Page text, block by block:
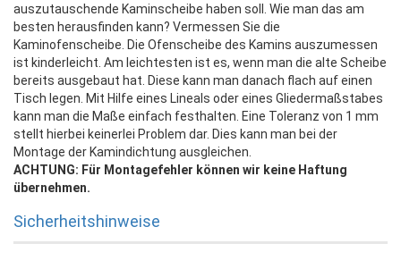
auszutauschende Kaminscheibe haben soll. Wie man das am
besten herausfinden kann? Vermessen Sie die
Kaminofenscheibe. Die Ofenscheibe des Kamins auszumessen
ist kinderleicht. Am leichtesten ist es, wenn man die alte Scheibe
bereits ausgebaut hat. Diese kann man danach flach auf einen
Tisch legen. Mit Hilfe eines Lineals oder eines Gliedermaßstabes
kann man die Maße einfach festhalten. Eine Toleranz von 1 mm
stellt hierbei keinerlei Problem dar. Dies kann man bei der
Montage der Kamindichtung ausgleichen.
ACHTUNG: Für Montagefehler können wir keine Haftung
übernehmen.
Sicherheitshinweise